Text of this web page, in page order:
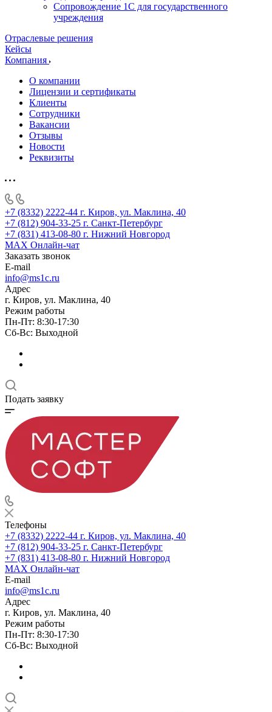
Сопровождение 1С для государственного
учреждения
Отраслевые решения
Кейсы
Компания
О компании
Лицензии и сертификаты
Клиенты
Сотрудники
Вакансии
Отзывы
Новости
Реквизиты
+7 (8332) 2222-44 г. Киров, ул. Маклина, 40
+7 (812) 904-33-25 г. Санкт-Петербург
+7 (831) 413-08-80 г. Нижний Новгород
MAX Онлайн-чат
Заказать звонок
E-mail
info@ms1c.ru
Адрес
г. Киров, ул. Маклина, 40
Режим работы
Пн-Пт: 8:30-17:30
Cб-Вс: Выходной
Подать заявку
Телефоны
+7 (8332) 2222-44 г. Киров, ул. Маклина, 40
+7 (812) 904-33-25 г. Санкт-Петербург
+7 (831) 413-08-80 г. Нижний Новгород
MAX Онлайн-чат
E-mail
info@ms1c.ru
Адрес
г. Киров, ул. Маклина, 40
Режим работы
Пн-Пт: 8:30-17:30
Cб-Вс: Выходной